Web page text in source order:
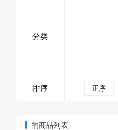
分类
排序 正序
的商品列表